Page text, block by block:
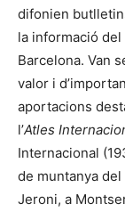
difonien
la informació
Barcelona. Van
valor i
aportacions
l’Atles
Internacional
de muntanya del
Jeroni, a